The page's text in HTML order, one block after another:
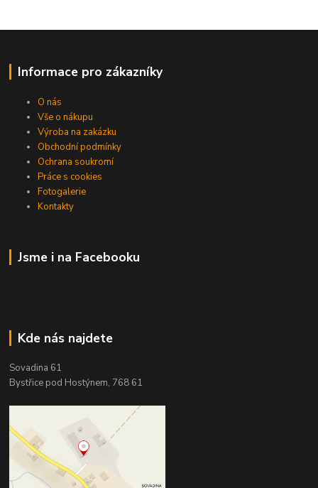
Informace pro zákazníky
O nás
Vše o nákupu
Výroba na zakázku
Obchodní podmínky
Ochrana soukromí
Práce s cookies
Fotogalerie
Kontakty
Jsme i na Facebooku
Kde nás najdete
Sovadina 61
Bystřice pod Hostýnem, 768 61